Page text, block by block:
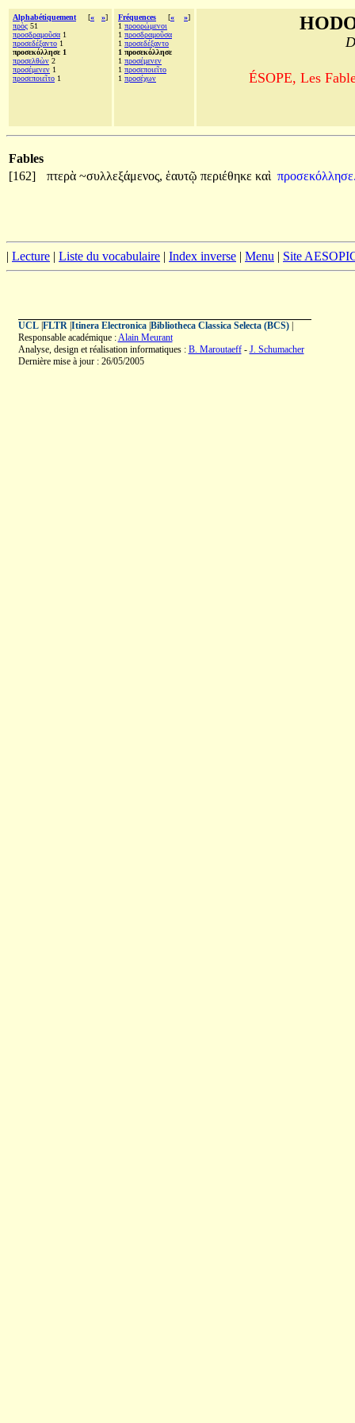
Alphabétiquement [« »]
πρὸς 51
προσδραμοῦσα 1
προσεδέξαντο 1
προσεκόλλησε 1
προσελθὼν 2
προσέμενεν 1
προσεποιεῖτο 1
Fréquences [« »]
1 προορώμενοι
1 προσδραμοῦσα
1 προσεδέξαντο
1 προσεκόλλησε
1 προσέμενεν
1 προσεποιεῖτο
1 προσέχων ÉSOPE, Les
Fables
[162]
πτερὰ ~συλλεξάμενος, ἑαυτῷ περιέθηκε καὶ
| Lecture | Liste du vocabulaire | Index inverse | Menu | Site
UCL| FLTR| Itinera Electronica| Bibliotheca Classica Selecta (BCS)|
Responsable académique :Alain Meurant
Analyse, design et réalisation informatiques : B. Maroutaeff- J. Schumacher
Dernière mise à jour : 26/05/2005